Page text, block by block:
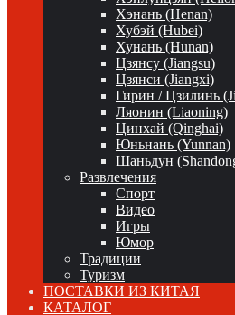
Хэнань (Henan)
Хубэй (Hubei)
Хунань (Hunan)
Цзянсу (Jiangsu)
Цзянси (Jiangxi)
Гирин / Цзилинь
Ляонин (Liaoning)
Цинхай (Qinghai)
Юньнань (Yunnan)
Шаньдун
Развлечения
Спорт
Видео
Игры
Юмор
Традиции
Туризм
ПОСТАВКИ ИЗ КИТАЯ
КАТАЛОГ